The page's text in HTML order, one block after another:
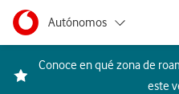
Ir a la pagina principal de
Menu navegación Segmento
Autónomos
PymesConoce en qué zona de
este